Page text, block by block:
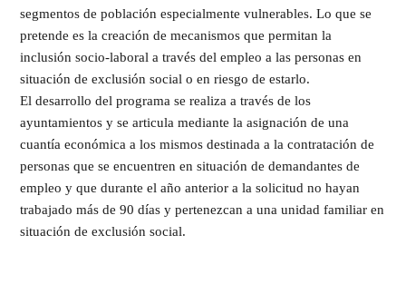
segmentos de población especialmente vulnerables. Lo que se
pretende es la creación de mecanismos que permitan la
inclusión socio-laboral a través del empleo a las personas en
situación de exclusión social o en riesgo de estarlo.
El desarrollo del programa se realiza a través de los
ayuntamientos y se articula mediante la asignación de una
cuantía económica a los mismos destinada a la contratación de
personas que se encuentren en situación de demandantes de
empleo y que durante el año anterior a la solicitud no hayan
trabajado más de 90 días y pertenezcan a una unidad familiar en
situación de exclusión social.